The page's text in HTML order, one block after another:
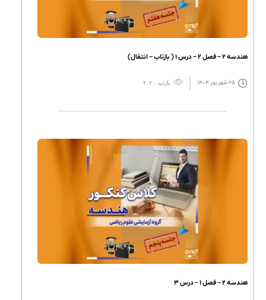
هندسه ۲ – فصل ۲ – درس ۱ ( بازتاب – انتقال)
۲۵ شهریور ۱۴۰۴ بازدید : ۲۰۲
هندسه ۲ – فصل ۱ – درس ۳